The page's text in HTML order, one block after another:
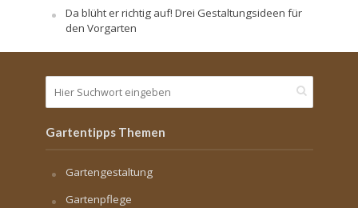
Da blüht er richtig auf! Drei Gestaltungsideen für
den Vorgarten
Gartentipps Themen
Gartengestaltung
Gartenpflege